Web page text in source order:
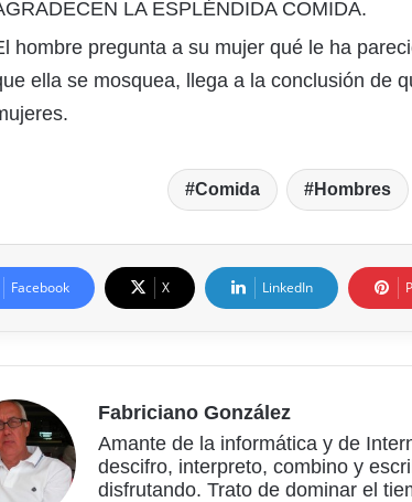
LA ESPLÉNDIDA COMIDA.
hombre pregunta a su mujer qué le ha
ella se mosquea, llega a la conclusión de
Comida Hombres
Facebook X LinkedIn
Fabriciano González
Amante de la informática y de
descifro, interpreto, combino y
disfrutando. Trato de dominar el